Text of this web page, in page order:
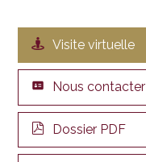
Visite virtuelle
Nous contacter
Dossier PDF